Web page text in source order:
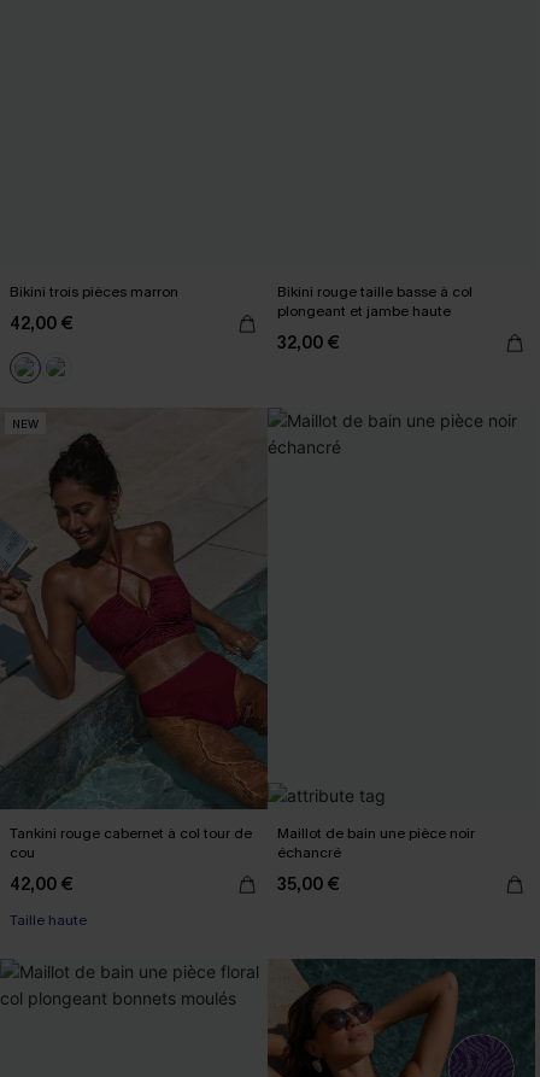
Bikini trois pièces marron
42,00 €
Bikini rouge taille basse à col
plongeant et jambe haute
32,00 €
NEW
Tankini rouge cabernet à col tour de
cou
42,00 €
Taille haute
Maillot de bain une pièce noir
échancré
35,00 €